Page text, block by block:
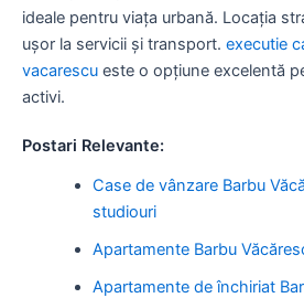
ideale pentru viața urbană. Locația
ușor la servicii și transport. executie
vacarescu este o opțiune excelentă
activi.
Postari Relevante:
Case de vânzare Barbu
studiouri
Apartamente Barbu
Apartamente de închiriat